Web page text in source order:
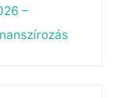
–